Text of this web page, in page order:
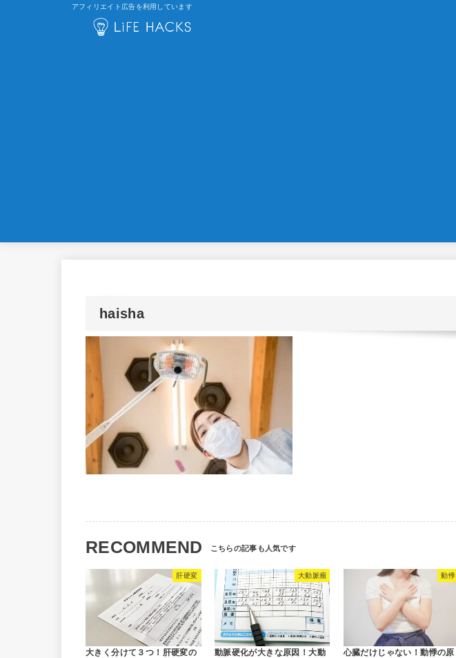
アフィリエイト広告を利用しています
haisha
RECOMMEND
肝硬変
大きく分けて３つ！肝硬変の
大動脈瘤
動脈硬化が大きな原因！大動
動悸
心臓だけじゃない！動悸の原